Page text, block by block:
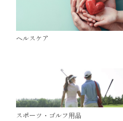
ヘルスケア
スポーツ・ゴルフ用品